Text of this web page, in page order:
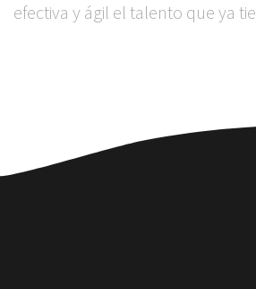
efectiva y ágil el talento que ya